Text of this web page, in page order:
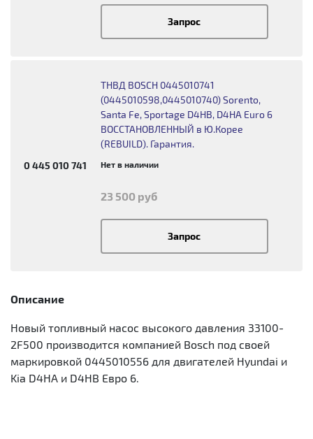
Запрос
0 445 010 741
ТНВД BOSCH 0445010741
(0445010598,0445010740) Sorento,
Santa Fe, Sportage D4HB, D4HA Euro 6
ВОССТАНОВЛЕННЫЙ в Ю.Корее
(REBUILD). Гарантия.
Нет в наличии
23 500 руб
Запрос
Описание
Новый топливный насос высокого давления 33100-
2F500 производится компанией Bosch под своей
маркировкой 0445010556 для двигателей Hyundai и
Kia D4HA и D4HB Евро 6.